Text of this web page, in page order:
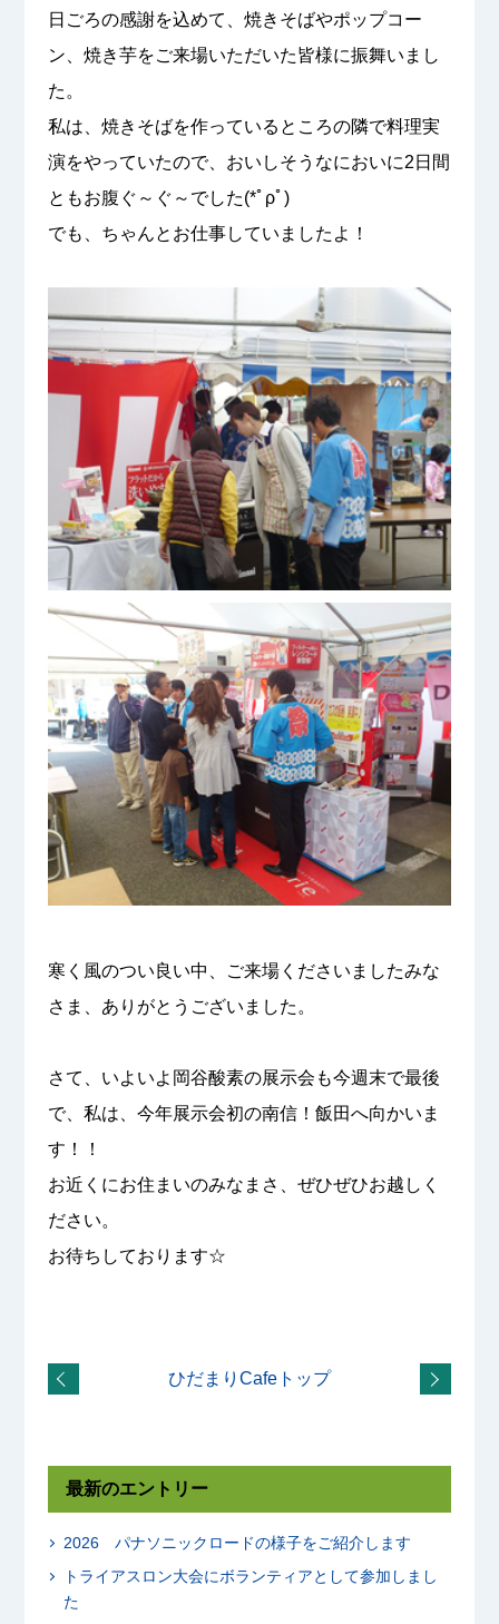
日ごろの感謝を込めて、焼きそばやポップコー
ン、焼き芋をご来場いただいた皆様に振舞いまし
た。
私は、焼きそばを作っているところの隣で料理実
演をやっていたので、おいしそうなにおいに2日間
ともお腹ぐ～ぐ～でした(*ﾟρﾟ)
でも、ちゃんとお仕事していましたよ！
寒く風のつい良い中、ご来場くださいましたみな
さま、ありがとうございました。
さて、いよいよ岡谷酸素の展示会も今週末で最後
で、私は、今年展示会初の南信！飯田へ向かいま
す！！
お近くにお住まいのみなまさ、ぜひぜひお越しく
ださい。
お待ちしております☆
ひだまりCafeトップ
最新のエントリー
2026 パナソニックロードの様子をご紹介します
トライアスロン大会にボランティアとして参加しまし
た